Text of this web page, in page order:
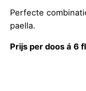
Perfecte
paella.
Prijs per doos á 6